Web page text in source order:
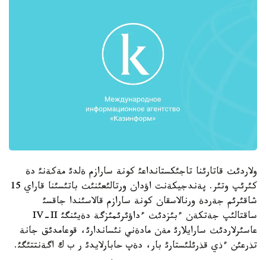
ولاردئث قاتارئنا تاجئكستانداعئ كونة سارازم ةلدئ مةكةنئ دة
كئرئپ وتئر. پةندجيكةنت اؤدان ورتالئعئنئث باتئسئنا قاراي 15
شاقئرئم جةردة ورنالاسقان كونة سارازم قالاسئندا جاقسئ
ساقتالئپ جةتكةن ءبئزدئث ءداؤئرئمئزگة دةيئنگئ IV-II
عاسئرلاردئث سارايلارئ مةن مادةني نئساندارئ، قوعامدئق جانة
تذرعئن ءذي قذرئلئستارئ بار، دةپ حابارلايدئ ر ب ك اگةنتتئگئ.